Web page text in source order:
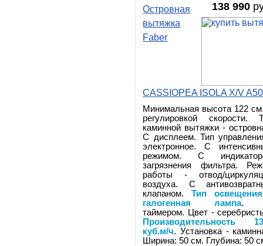
138 990
Островная
вытяжка
Faber
CASSIOPEA ISOLA X/V A50
Минимальная высота 122
регулировкой скорости.
каминной вытяжки -
С дисплеем. Тип
электронное. С
режимом. С
загрязнения фильтра.
работы - отвод/
воздуха. С
клапаном.Тип
галогенная лампа.
таймером. Цвет -
Производительность
куб.м/ч. Установка -
Ширина: 50 см. Глубина: 50